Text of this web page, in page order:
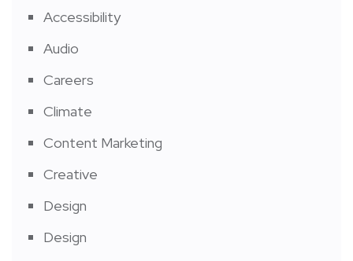
Accessibility
Audio
Careers
Climate
Content Marketing
Creative
Design
Design